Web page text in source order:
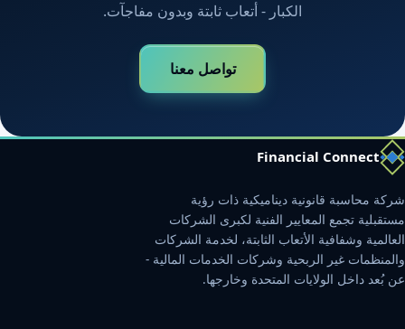
الكبار - أتعاب ثابتة وبدون مفاجآت.
تواصل معنا
Financial Connect
شركة محاسبة قانونية ديناميكية ذات رؤية
مستقبلية تجمع المعايير الفنية لكبرى الشركات
العالمية وشفافية الأتعاب الثابتة، لخدمة الشركات
والمنظمات غير الربحية وشركات الخدمات المالية -
عن بُعد داخل الولايات المتحدة وخارجها.